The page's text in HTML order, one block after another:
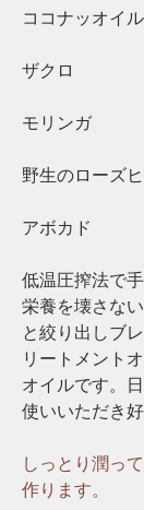
ココナッオイル
ザクロ
モリンガ
野生のローズ
アボカド
低温圧搾法で
栄養を壊さな
と絞り出しブ
リートメント
オイルです。
使いいただき好
しっとり潤っ
作ります。